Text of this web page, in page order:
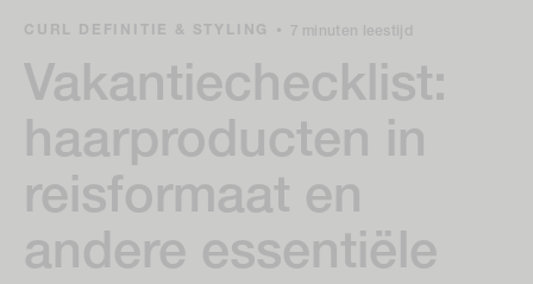
CURL DEFINITIE & STYLING • 7 minuten leestijd
Vakantiechecklist:
haarproducten in
reisformaat en
andere essentiële